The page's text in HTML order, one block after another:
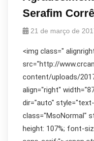
Serafim
21 de março de
<img class="
src="http://
content/uploads/
align="right"
dir="auto"
class="MsoNormal"
height: 107%; font-